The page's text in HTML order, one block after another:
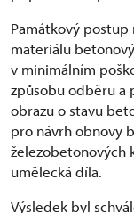
Památkový
materiálu
v minimálním
způsobu odběru a
obrazu o stavu
pro návrh obnovy
železobetonových
umělecká díla.
Výsledek byl